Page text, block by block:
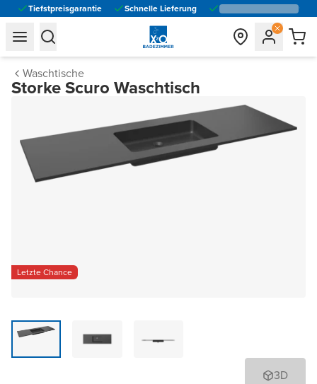
Tiefstpreisgarantie Schnelle Lieferung
general.navigation.toggle_menu.label
general.navigation.toggle_menu.label
Waschtische
Storke Scuro Waschtisch
Letzte Chance
3D